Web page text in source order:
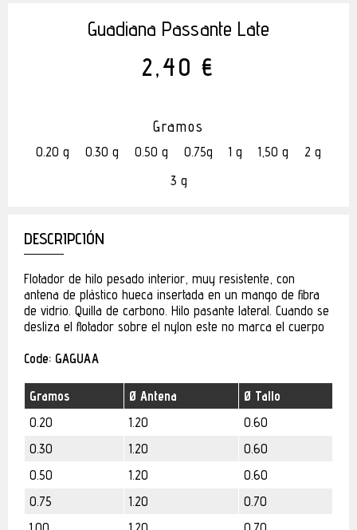
Guadiana Passante Late
2,40 €
Gramos
0.20 g 0.30 g 0.50 g 0.75g 1 g 1,50 g
2 g
3 g
DESCRIPCIÓN
Flotador de hilo pesado interior, muy resistente, con
antena de plástico hueca insertada en un mango de fibra
de vidrio. Quilla de carbono. Hilo pasante lateral. Cuando se
desliza el flotador sobre el nylon este no marca el cuerpo
Code: GAGUAA
Gramos Ø Antena
Ø Tallo
0.20
1.20
0.60
0.30
1.20
0.60
0.50
1.20
0.60
0.75
1.20
0.70